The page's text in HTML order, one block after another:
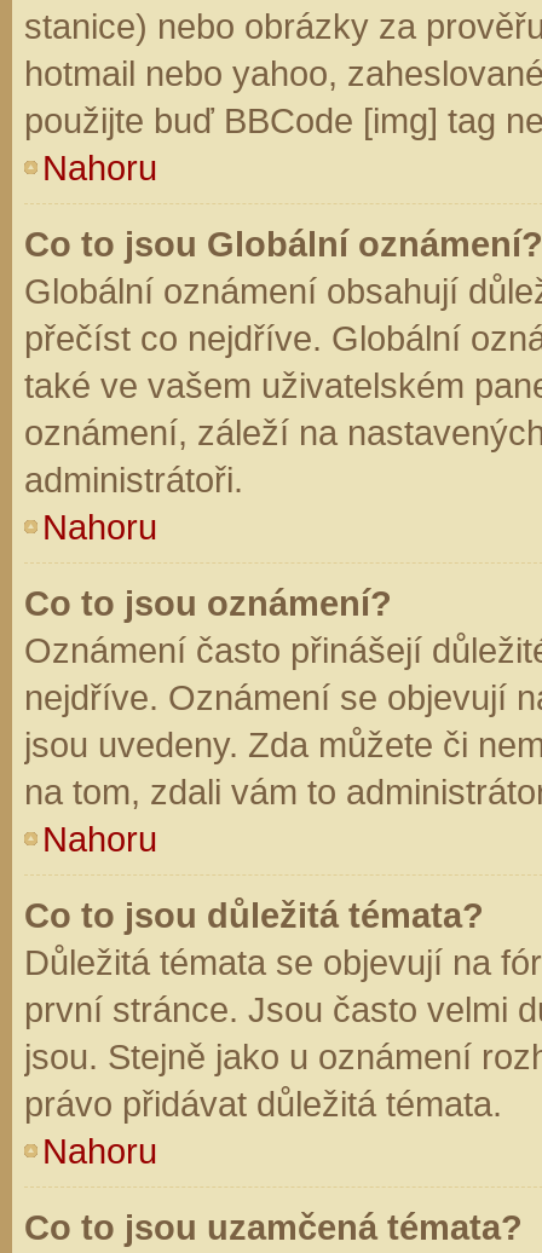
stanice) nebo obrázky za
hotmail nebo yahoo,
použijte buď BBCode [img] tag
Nahoru
Co to jsou Globální oznámení?
Globální oznámení obsahují
přečíst co nejdříve. Globální
také ve vašem uživatelském
oznámení, záleží na
administrátoři.
Nahoru
Co to jsou oznámení?
Oznámení často přinášejí
nejdříve. Oznámení se objevují
jsou uvedeny. Zda můžete či
na tom, zdali vám to
Nahoru
Co to jsou důležitá témata?
Důležitá témata se objevují na
první stránce. Jsou často velmi
jsou. Stejně jako u oznámení
právo přidávat důležitá témata.
Nahoru
Co to jsou uzamčená témata?